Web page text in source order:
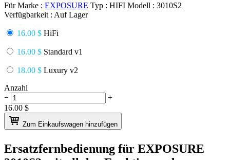
Für Marke : EXPOSURE Typ : HIFI Modell : 3010S2
Verfügbarkeit : Auf Lager
16.00 $ HiFi
16.00 $ Standard v1
18.00 $ Luxury v2
Anzahl
−
+
16.00 $
Zum Einkaufswagen hinzufügen
Ersatzfernbedienung für EXPOSURE